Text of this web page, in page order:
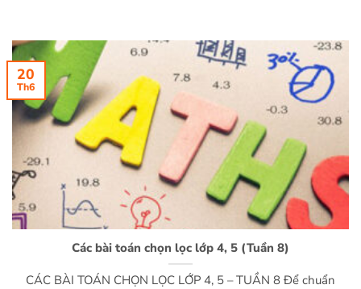
Các bài toán chọn lọc lớp 4, 5 (Tuần 8)
CÁC BÀI TOÁN CHỌN LỌC LỚP 4, 5 – TUẦN 8 Để chuẩn
20
Th6